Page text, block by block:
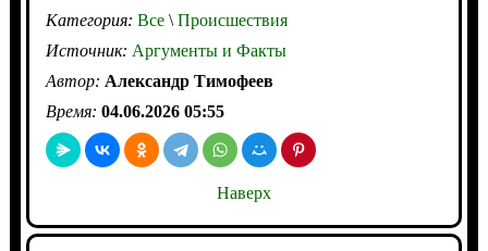
Категория: Все\Происшествия
Источник: Аргументы и Факты
Автор: Александр Тимофеев
Время: 04.06.2026 05:55
Наверх